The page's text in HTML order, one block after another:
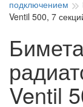
подключением
Ventil 500, 7
Ventil